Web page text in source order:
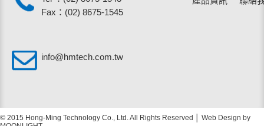
Fax：(02) 8675-1545
info@hmtech.com.tw
© 2015 Hong-Ming Technology Co., Ltd. All Rights Reserved │ Web Design by